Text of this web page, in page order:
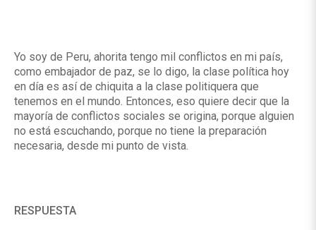
Yo soy de Peru, ahorita tengo mil conflictos en mi país,
como embajador de paz, se lo digo, la clase política hoy
en día es así de chiquita a la clase politiquera que
tenemos en el mundo. Entonces, eso quiere decir que la
mayoría de conflictos sociales se origina, porque alguien
no está escuchando, porque no tiene la preparación
necesaria, desde mi punto de vista.
RESPUESTA